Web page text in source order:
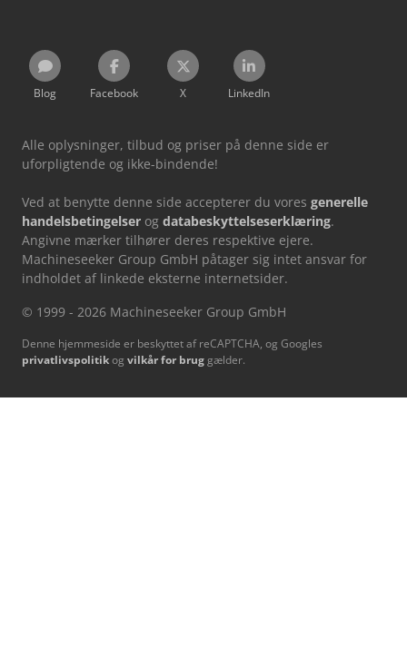
Blog Facebook X LinkedIn
Alle oplysninger, tilbud og priser på denne side er
uforpligtende og ikke-bindende!
Ved at benytte denne side accepterer du vores generelle
handelsbetingelser og databeskyttelseserklæring.
Angivne mærker tilhører deres respektive ejere.
Machineseeker Group GmbH påtager sig intet ansvar for
indholdet af linkede eksterne internetsider.
© 1999 - 2026 Machineseeker Group GmbH
Denne hjemmeside er beskyttet af reCAPTCHA, og Googles
privatlivspolitikog vilkår for brug gælder.